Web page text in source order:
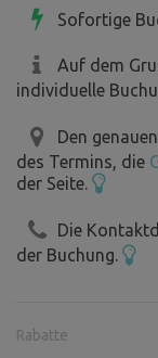
Sofortige
Auf dem
individuelle
Den
des Termins, die
der Seite.
Die
der Buchung.
Rabatte